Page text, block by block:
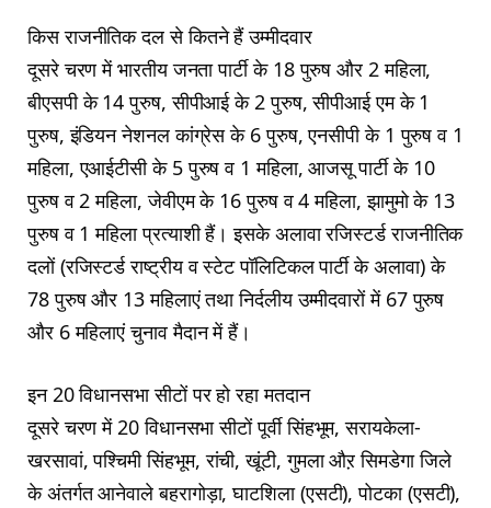
किस राजनीतिक दल से कितने हैं उम्मीदवार
दूसरे चरण में भारतीय जनता पार्टी के 18 पुरुष और 2 महिला,
बीएसपी के 14 पुरुष, सीपीआई के 2 पुरुष, सीपीआई एम के 1
पुरुष, इंडियन नेशनल कांग्रेस के 6 पुरुष, एनसीपी के 1 पुरुष व 1
महिला, एआईटीसी के 5 पुरुष व 1 महिला, आजसू पार्टी के 10
पुरुष व 2 महिला, जेवीएम के 16 पुरुष व 4 महिला, झामुमो के 13
पुरुष व 1 महिला प्रत्याशी हैं। इसके अलावा रजिस्टर्ड राजनीतिक
दलों (रजिस्टर्ड राष्ट्रीय व स्टेट पॉलिटिकल पार्टी के अलावा) के
78 पुरुष और 13 महिलाएं तथा निर्दलीय उम्मीदवारों में 67 पुरुष
और 6 महिलाएं चुनाव मैदान में हैं।
इन 20 विधानसभा सीटों पर हो रहा मतदान
दूसरे चरण में 20 विधानसभा सीटों पूर्वी सिंहभूम, सरायकेला-
खरसावां, पश्चिमी सिंहभूम, रांची, खूंटी, गुमला औऱ सिमडेगा जिले
के अंतर्गत आनेवाले बहरागोड़ा, घाटशिला (एसटी), पोटका (एसटी),